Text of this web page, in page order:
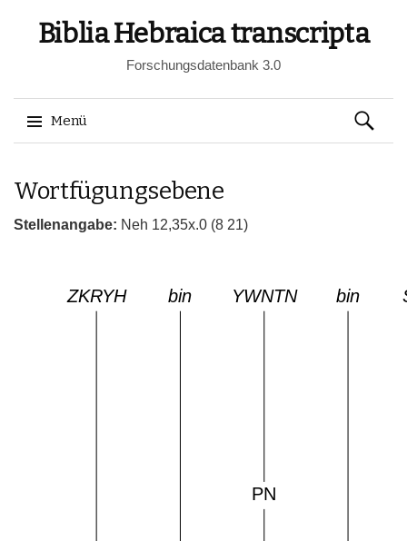
Biblia Hebraica transcripta
Forschungsdatenbank 3.0
Menü
zum
Suchen
nach:
Wortfügungsebene
Stellenangabe: Neh 12,35x.0 (8 21)